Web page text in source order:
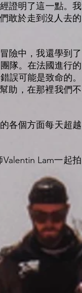
證明了這一點。我
敢於走到沒人去的
險中，我還學到了
隊。在法國進行的
誤可能是致命的。
助，在那裡我們不
各個方面每天超越
Lam一起拍